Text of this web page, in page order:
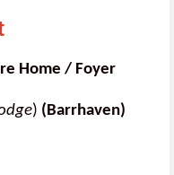
Home / Foyer
) (Barrhaven)